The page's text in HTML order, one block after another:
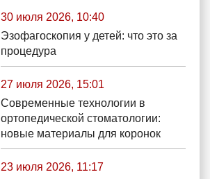
30 июля 2026, 10:40
Эзофагоскопия у детей: что это за
процедура
27 июля 2026, 15:01
Современные технологии в
ортопедической стоматологии:
новые материалы для коронок
23 июля 2026, 11:17